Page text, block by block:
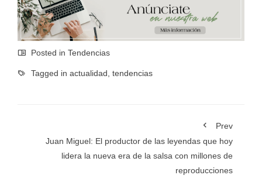
Posted in Tendencias
Tagged in actualidad tendencias
Prev
Juan Miguel: El productor de las leyendas que hoy
lidera la nueva era de la salsa con millones de
reproducciones